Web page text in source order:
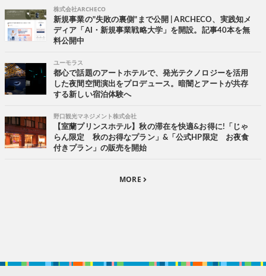
株式会社ARCHECO
新規事業の"失敗の裏側"まで公開 | ARCHECO、実践知メ
ディア「AI・新規事業戦略大学」を開設。記事40本を無
料公開中
ユーモラス
都心で話題のアートホテルで、発光テクノロジーを活用
した夜間空間演出をプロデュース。暗闇とアートが共存
する新しい宿泊体験へ
野口観光マネジメント株式会社
【室蘭プリンスホテル】秋の滞在を快適&お得に!「じゃ
らん限定 秋のお得なプラン」&「公式HP限定 お夜食
付きプラン」の販売を開始
MORE